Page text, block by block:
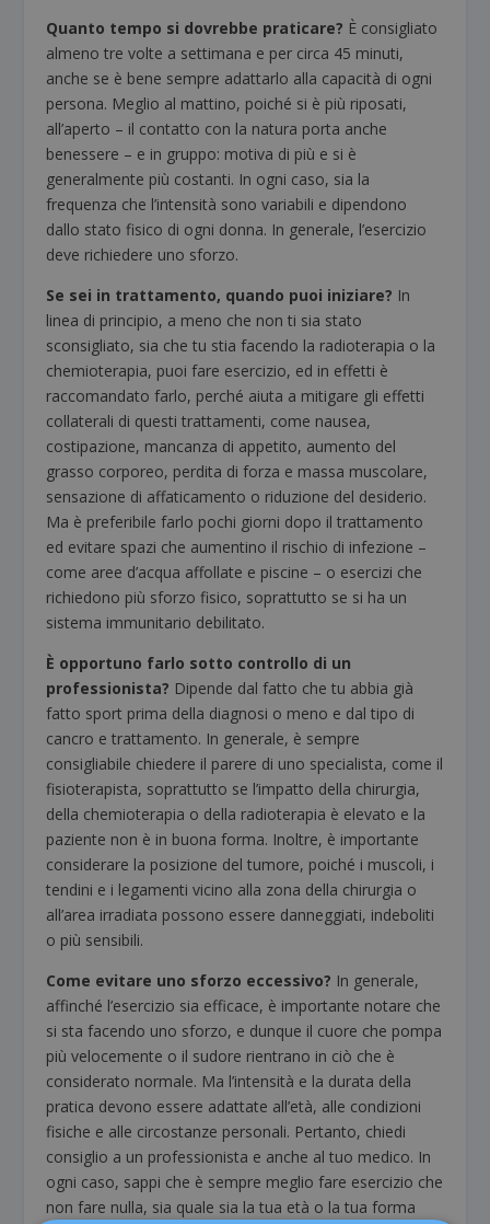
Quanto tempo si dovrebbe praticare? È consigliato
almeno tre volte a settimana e per circa 45 minuti,
anche se è bene sempre adattarlo alla capacità di ogni
persona. Meglio al mattino, poiché si è più riposati,
all’aperto – il contatto con la natura porta anche
benessere – e in gruppo: motiva di più e si è
generalmente più costanti. In ogni caso, sia la
frequenza che l’intensità sono variabili e dipendono
dallo stato fisico di ogni donna. In generale, l’esercizio
deve richiedere uno sforzo.
Se sei in trattamento, quando puoi iniziare? In
linea di principio, a meno che non ti sia stato
sconsigliato, sia che tu stia facendo la radioterapia o la
chemioterapia, puoi fare esercizio, ed in effetti è
raccomandato farlo, perché aiuta a mitigare gli effetti
collaterali di questi trattamenti, come nausea,
costipazione, mancanza di appetito, aumento del
grasso corporeo, perdita di forza e massa muscolare,
sensazione di affaticamento o riduzione del desiderio.
Ma è preferibile farlo pochi giorni dopo il trattamento
ed evitare spazi che aumentino il rischio di infezione –
come aree d’acqua affollate e piscine – o esercizi che
richiedono più sforzo fisico, soprattutto se si ha un
sistema immunitario debilitato.
È opportuno farlo sotto controllo di un
professionista? Dipende dal fatto che tu abbia già
fatto sport prima della diagnosi o meno e dal tipo di
cancro e trattamento. In generale, è sempre
consigliabile chiedere il parere di uno specialista, come il
fisioterapista, soprattutto se l’impatto della chirurgia,
della chemioterapia o della radioterapia è elevato e la
paziente non è in buona forma. Inoltre, è importante
considerare la posizione del tumore, poiché i muscoli, i
tendini e i legamenti vicino alla zona della chirurgia o
all’area irradiata possono essere danneggiati, indeboliti
o più sensibili.
Come evitare uno sforzo eccessivo? In generale,
affinché l’esercizio sia efficace, è importante notare che
si sta facendo uno sforzo, e dunque il cuore che pompa
più velocemente o il sudore rientrano in ciò che è
considerato normale. Ma l’intensità e la durata della
pratica devono essere adattate all’età, alle condizioni
fisiche e alle circostanze personali. Pertanto, chiedi
consiglio a un professionista e anche al tuo medico. In
ogni caso, sappi che è sempre meglio fare esercizio che
non fare nulla, sia quale sia la tua età o la tua forma